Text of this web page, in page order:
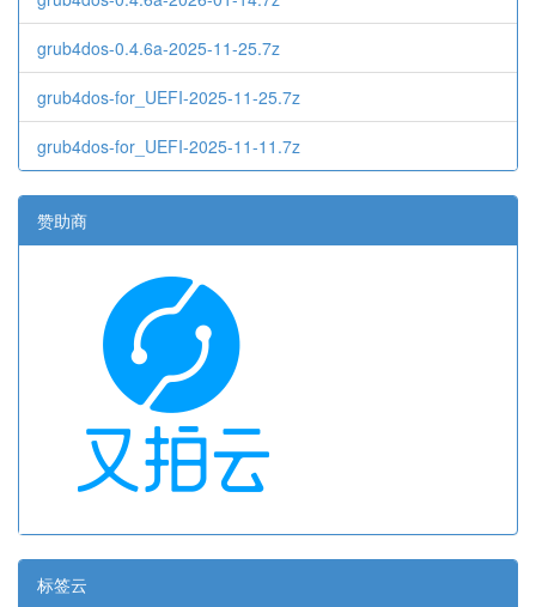
grub4dos-0.4.6a-2025-11-25.7z
grub4dos-for_UEFI-2025-11-25.7z
grub4dos-for_UEFI-2025-11-11.7z
赞助商
标签云